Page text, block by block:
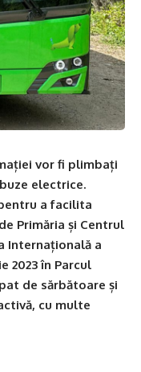
vor fi plimbați
electrice.
a facilita
Primăria și Centrul
Internațională a
2023 în Parcul
de sărbătoare și
cu multe